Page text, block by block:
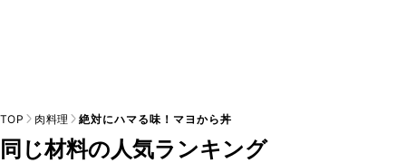
TOP 肉料理 絶対にハマる味！マヨから丼
同じ材料の人気ランキング